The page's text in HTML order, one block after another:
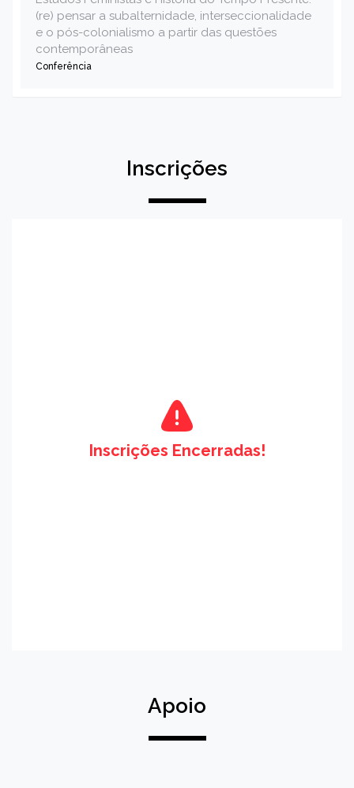
(re) pensar a subalternidade, interseccionalidade
e o pós-colonialismo a partir das questões
contemporâneas
Conferência
Inscrições
Inscrições Encerradas!
Apoio